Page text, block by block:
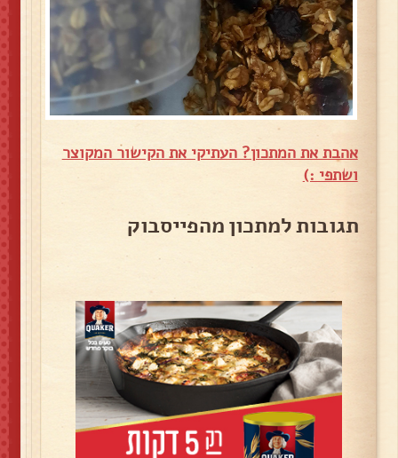
אהבת את המתכון? העתיקי את הקישור המקוצר
ושתפי :)
תגובות למתכון מהפייסבוק